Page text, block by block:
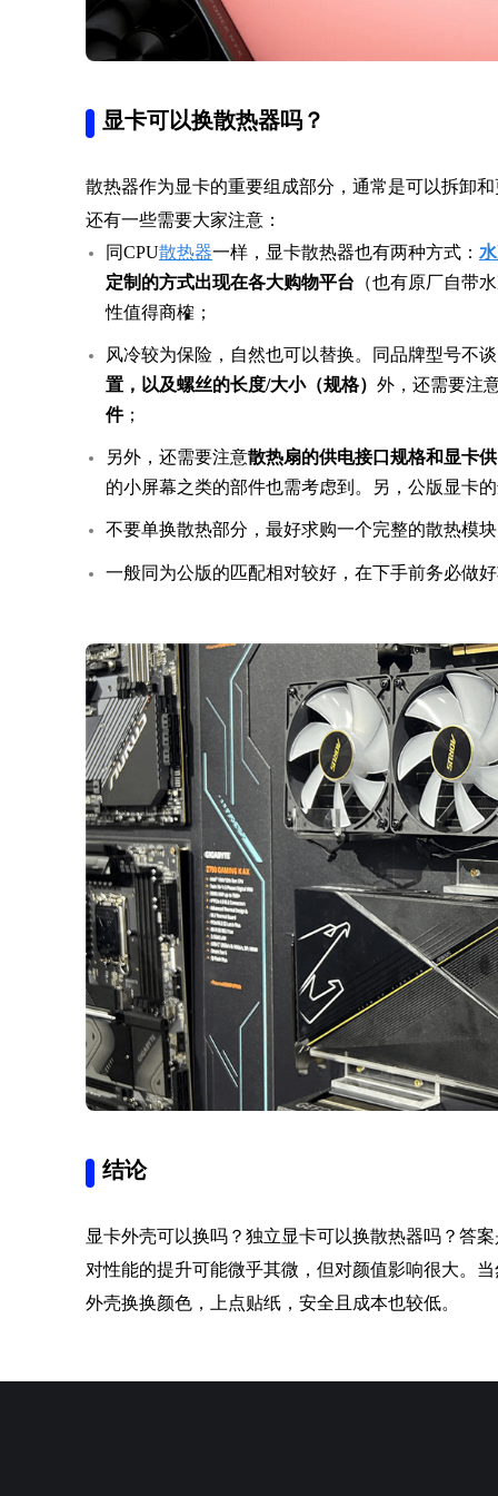
显卡可以换散热器吗？
散热器作为显卡的重要组成部分，通常是可以拆卸
还有一些需要大家注意：
同CPU散热器一样，显卡散热器也有两种方式：
定制的方式出现在各大购物平台 （也有原厂自带
性值得商榷；
风冷较为保险，自然也可以替换。同品牌型号不
置，以及螺丝的长度/大小（规格） 外，还需要注
件；
另外，还需要注意散热扇的供电接口规格和显卡
的小屏幕之类的部件也需考虑到。另，公版显卡
不要单换散热部分，最好求购一个完整的散热模
一般同为公版的匹配相对较好，在下手前务必做
结论
显卡外壳可以换吗？独立显卡可以换散热器吗？答
对性能的提升可能微乎其微，但对颜值影响很大。
外壳换换颜色，上点贴纸，安全且成本也较低。